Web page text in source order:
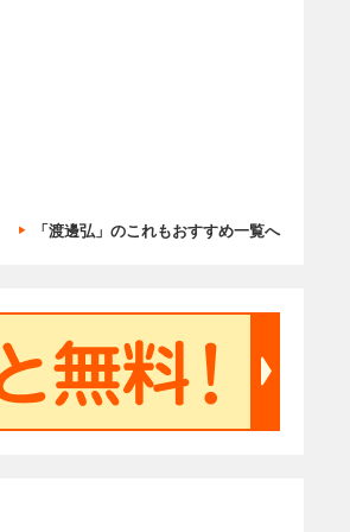
「渡邊弘」のこれもおすすめ一覧へ